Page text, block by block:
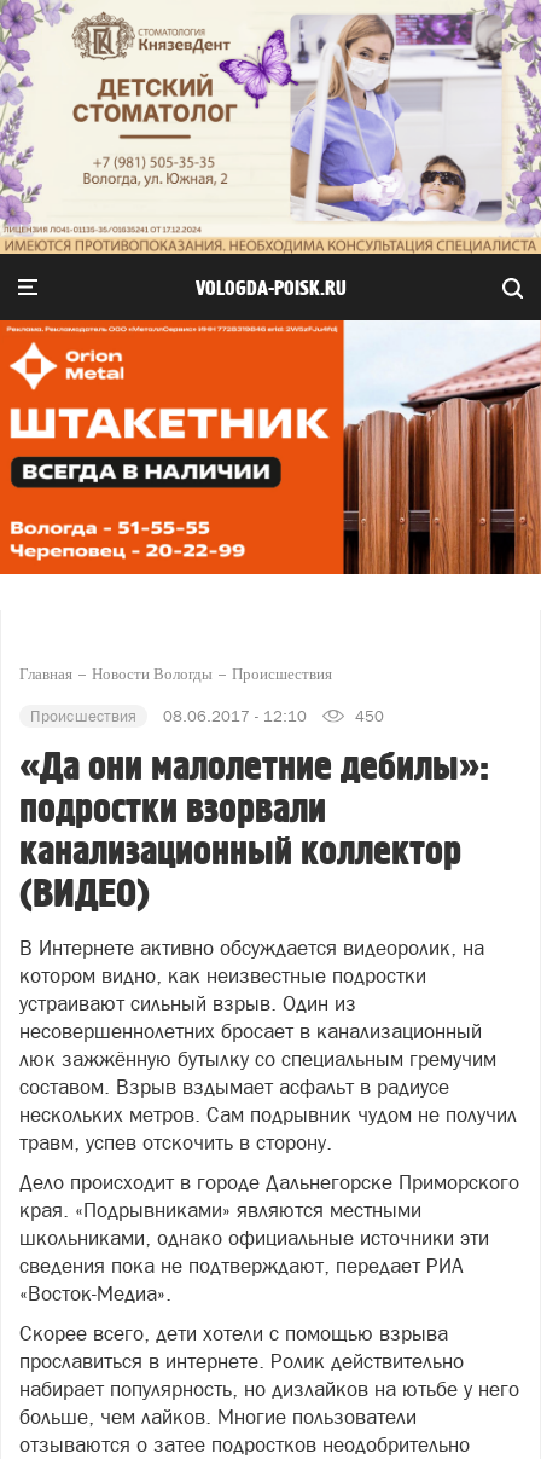
VOLOGDA-POISK.RU
Главная Новости Вологды Происшествия
Происшествия 08.06.2017 - 12:10 450
«Да они малолетние дебилы»:
подростки взорвали
канализационный коллектор
(ВИДЕО)
В Интернете активно обсуждается видеоролик, на
котором видно, как неизвестные подростки
устраивают сильный взрыв. Один из
несовершеннолетних бросает в канализационный
люк зажжённую бутылку со специальным гремучим
составом. Взрыв вздымает асфальт в радиусе
нескольких метров. Сам подрывник чудом не получил
травм, успев отскочить в сторону.
Дело происходит в городе Дальнегорске Приморского
края. «Подрывниками» являются местными
школьниками, однако официальные источники эти
сведения пока не подтверждают, передает РИА
«Восток-Медиа».
Скорее всего, дети хотели с помощью взрыва
прославиться в интернете. Ролик действительно
набирает популярность, но дизлайков на ютьбе у него
больше, чем лайков. Многие пользователи
отзываются о затее подростков неодобрительно